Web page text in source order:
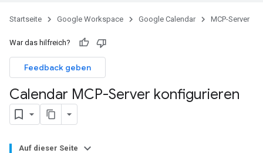
Startseite Google Workspace Google Calendar MCP-Server
War das hilfreich?
Feedback geben
Calendar MCP-Server konfigurieren
Auf dieser Seite